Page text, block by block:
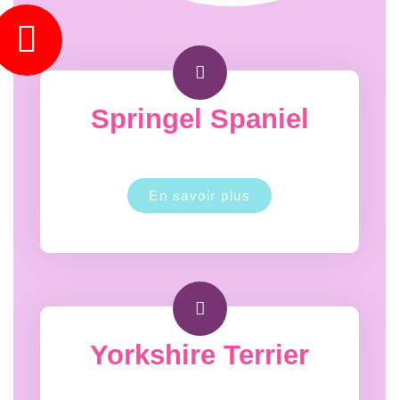
Springel Spaniel
En savoir plus
Yorkshire Terrier